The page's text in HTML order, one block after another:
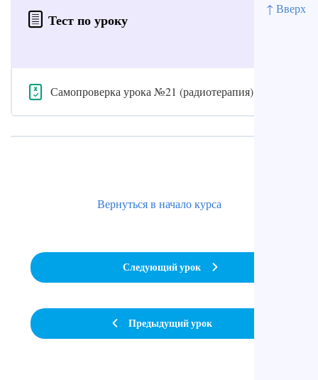
↑ Вверх
Тест по уроку
Самопроверка урока №21 (радиотерапия)
Предыдущий урок
Вернуться в начало курса
Следующий урок